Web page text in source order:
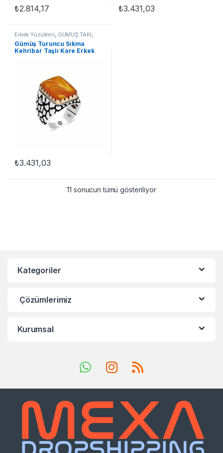
₺2.814,17
Bu ürünün birden fazla varyasyonu var. Seçenekler ürün
₺3.431,03
Bu ürünün birden fazla
Erkek Yüzükleri, GÜMÜŞ TAKI,
Kehribar Yüzükler Taşlı Yüzükler
Yüzük
​Gümüş Turuncu Sıkma
Kehribar Taşlı Kare Erkek
₺3.431,03
Bu ürünün birden fazla varyasyonu var. Seçenekler ürün
11 sonucun tümü gösteriliyor
Kategoriler
Çözümlerimiz
Kurumsal